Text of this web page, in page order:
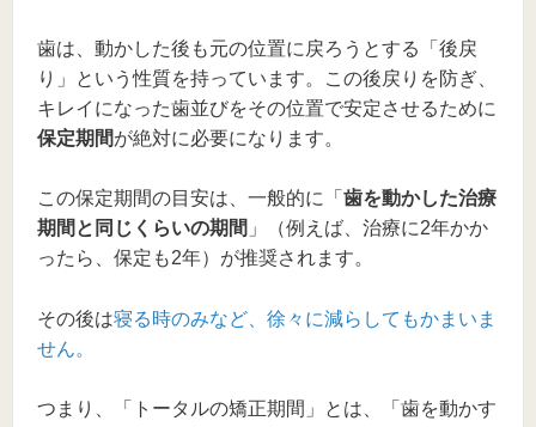
歯は、動かした後も元の位置に戻ろうとする「後戻
り」という性質を持っています。この後戻りを防ぎ、
キレイになった歯並びをその位置で安定させるために
保定期間が絶対に必要になります。
この保定期間の目安は、一般的に「 歯を動かした治療
期間と同じくらいの期間 」（例えば、治療に2年かか
ったら、保定も2年）が推奨されます。
その後は寝る時のみなど、徐々に減らしてもかまいま
せん。
つまり、「トータルの矯正期間」とは、「歯を動かす